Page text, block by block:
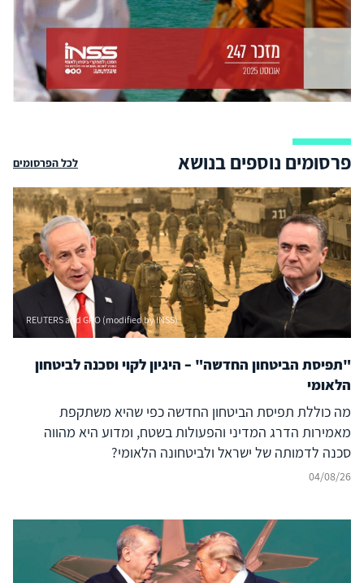
פרסומים נוספים בנושא לכל הפרסומים
REUTERS and GPO (modified by INSS)
"תפיסת הביטחון החדשה" – היגיון לקוי וסכנה לביטחון
הלאומי
מה כוללת תפיסת הביטחון החדשה כפי שהיא משתקפת
מאמירות הדרג המדיני והפעולות בשטח, ומדוע היא מהווה
סכנה לדמותה של ישראל ולביטחונה הלאומי?
04/08/26